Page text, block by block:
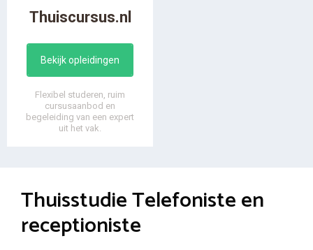
Thuiscursus.nl
Bekijk opleidingen
Flexibel studeren, ruim
cursusaanbod en
begeleiding van een expert
uit het vak.
Thuisstudie Telefoniste en
receptioniste